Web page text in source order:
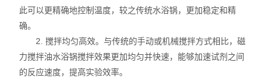
油、水浴锅
电动搅拌器
水热合成反应釜/消解罐
此可以更精确地控制温度，较之传统水浴锅，更加稳定和精
确。
2. 搅拌均匀高效。与传统的手动或机械搅拌方式相比，磁
力搅拌油水浴锅搅拌效果更加均匀并快速，能够加速试剂之间
的反应速度，提高实验效率。